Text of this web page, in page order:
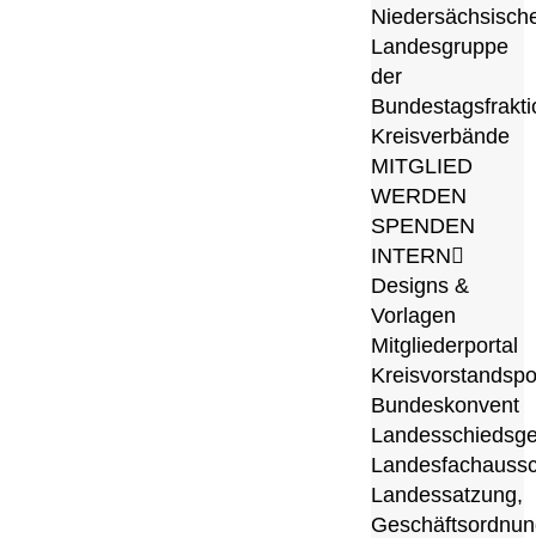
Landesgruppe
der
Kreisverbände
MITGLIED
WERDEN
SPENDEN
INTERN
Designs &
Vorlagen
Mitgliederportal
Bundeskonvent
Landessatzung,